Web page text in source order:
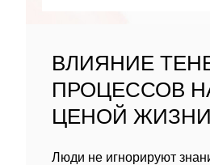
ВЛИЯНИЕ
ПРОЦЕССОВ
ЦЕНОЙ ЖИЗНИ
Люди не игнорируют